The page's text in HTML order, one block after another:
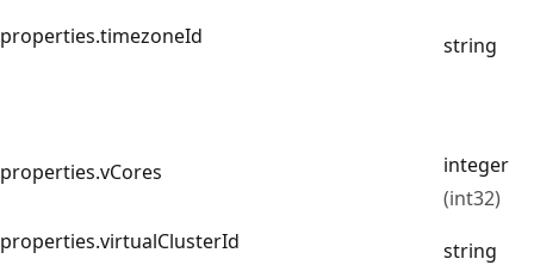
properties.timezoneId string
properties.vCores
integer
(int32)
properties.virtualClusterId
string